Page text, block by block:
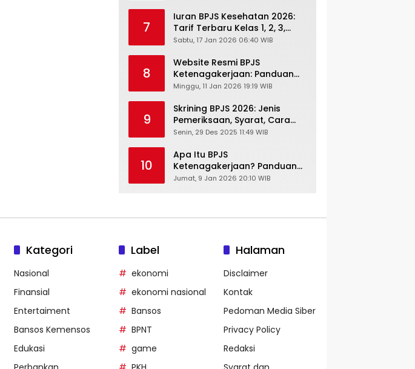
7
Iuran BPJS Kesehatan 2026:
Tarif Terbaru Kelas 1, 2, 3,
Cara Bayar, Denda &
JKN-KIS
Sabtu, 17 Jan 2026 06:40 WIB
8
Website Resmi BPJS
Ketenagakerjaan: Panduan
Lengkap Akses dan Fitur
Minggu, 11 Jan 2026 19:19 WIB
9
Skrining BPJS 2026: Jenis
Pemeriksaan, Syarat, Cara
Daftar & Cek Riwayat
Senin, 29 Des 2025 11:49 WIB
10
Apa Itu BPJS
Ketenagakerjaan? Panduan
Lengkap untuk Pekerja dan
Jumat, 9 Jan 2026 20:10 WIB
Kategori
Nasional
Finansial
Entertaiment
Bansos Kemensos
Edukasi
Label
ekonomi
ekonomi nasional
Bansos
BPNT
game
Halaman
Disclaimer
Kontak
Pedoman Media Siber
Privacy Policy
Redaksi